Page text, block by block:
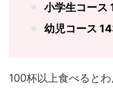
小学生コース
幼児コース
100杯以上食べると